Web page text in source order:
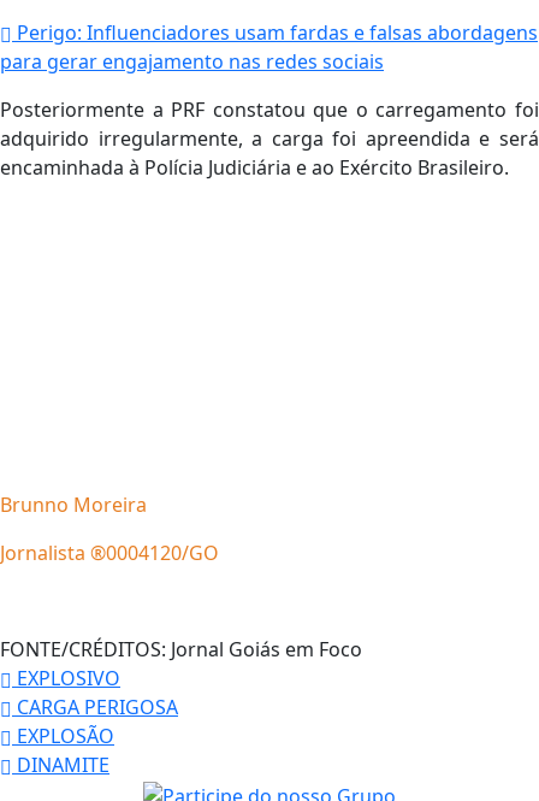
Perigo: Influenciadores usam fardas e falsas abordagens
para gerar engajamento nas redes sociais
Posteriormente a PRF constatou que o carregamento foi
adquirido irregularmente, a carga foi apreendida e será
encaminhada à Polícia Judiciária e ao Exército Brasileiro.
Brunno Moreira
Jornalista ®0004120/GO
FONTE/CRÉDITOS: Jornal Goiás em Foco
EXPLOSIVO
CARGA PERIGOSA
EXPLOSÃO
DINAMITE